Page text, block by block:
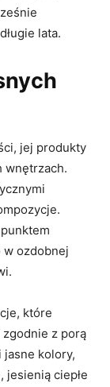
lata.
jej produkty
wnętrzach.
w ozdobnej
które
z porą
jasne kolory,
jesienią ciepłe